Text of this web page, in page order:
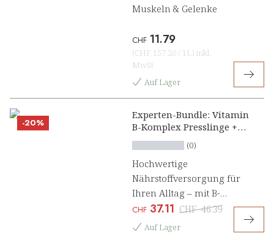
Muskeln & Gelenke
CHF 11.79
(CHF 157.20 / 1L) inkl.
MwSt
Auf Lager
-20%
Experten-Bundle: Vitamin
B-Komplex Presslinge +
Magnesium Duplex
Presslinge
(0)
Hochwertige
Nährstoffversorgung für
Ihren Alltag – mit B-
Vitaminen und Magnesium
CHF 37.11 CHF 46.39
Auf Lager